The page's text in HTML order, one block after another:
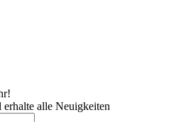
alle Neuigkeiten